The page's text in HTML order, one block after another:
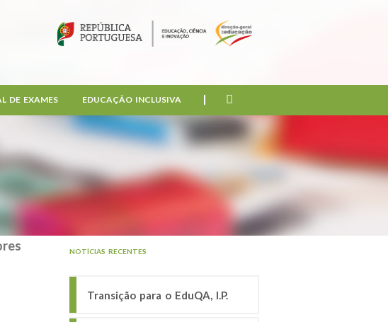
DE EXAMES EDUCAÇÃO INCLUSIVA
NOTÍCIAS RECENTES
Transição para o EduQA, I.P.